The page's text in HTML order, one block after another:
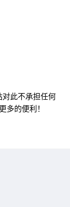
此不承担任何
的便利！